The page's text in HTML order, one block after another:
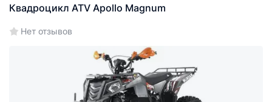
Квадроцикл ATV Apollo Magnum
Нет отзывов